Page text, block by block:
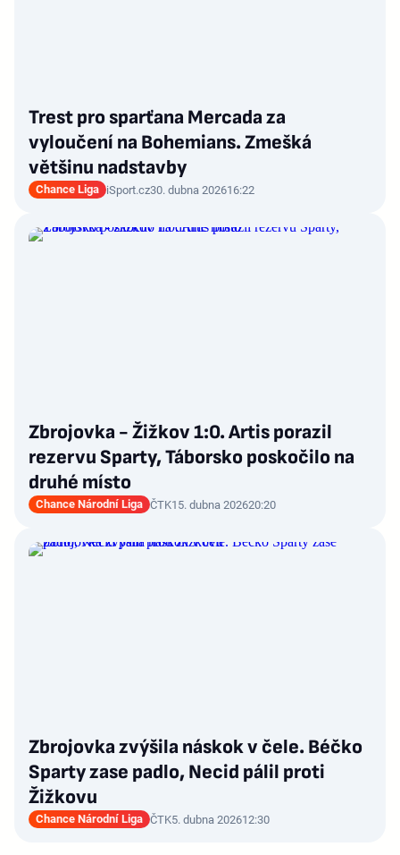
Trest pro sparťana Mercada za
vyloučení na Bohemians. Zmešká
většinu nadstavby
Chance Liga iSport.cz30. dubna 202616:22
Zbrojovka - Žižkov 1:0. Artis porazil
rezervu Sparty, Táborsko poskočilo na
druhé místo
Chance Národní Liga ČTK15. dubna 202620:20
Zbrojovka zvýšila náskok v čele. Béčko
Sparty zase padlo, Necid pálil proti
Žižkovu
Chance Národní Liga ČTK5. dubna 202612:30